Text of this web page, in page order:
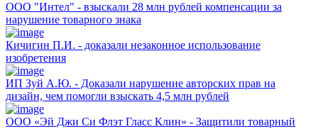
ООО "Интел" - взыскали 28 млн рублей компенсации за
нарушение товарного знака
Кичигин П.И. - доказали незаконное использование
изобретения
ИП Зуй А.Ю. - Доказали нарушение авторских прав на
дизайн, чем помогли взыскать 4,5 млн рублей
ООО «Эй Джи Си Флэт Гласс Клин» - Защитили товарный